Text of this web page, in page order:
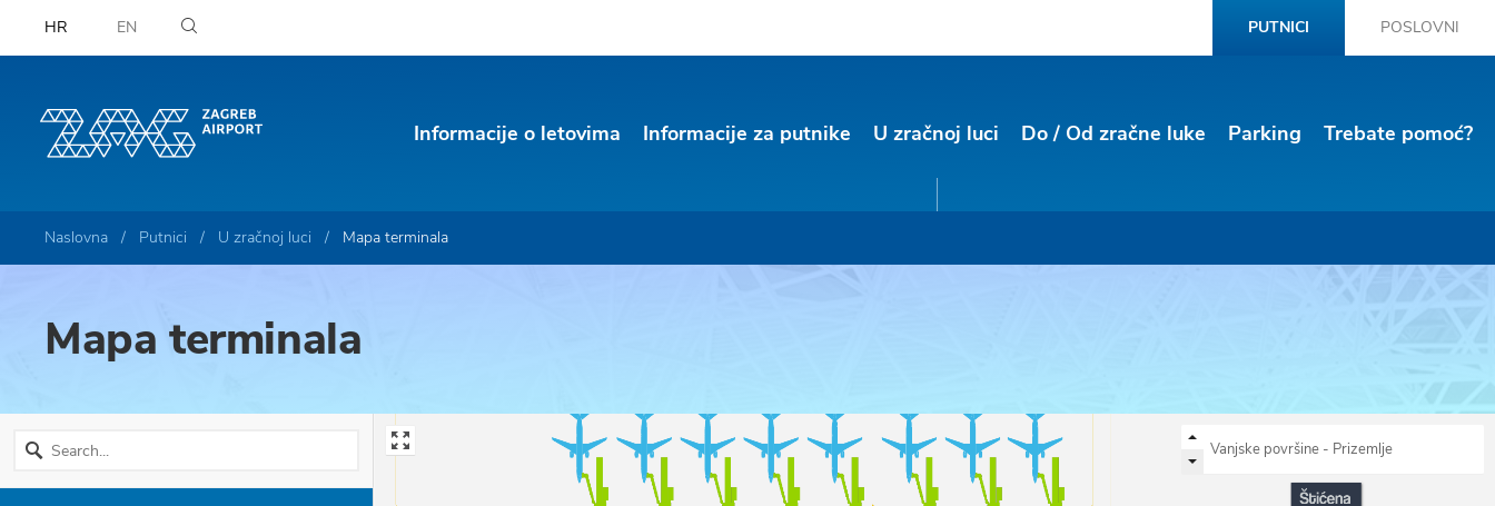
HR EN PUTNICI POSLOVNI
Informacije o letovima Informacije za putnike U zračnoj luci Do / Od zračne luke Parking Trebate pomoć?
Naslovna Putnici U zračnoj luci Mapa terminala
Mapa terminala